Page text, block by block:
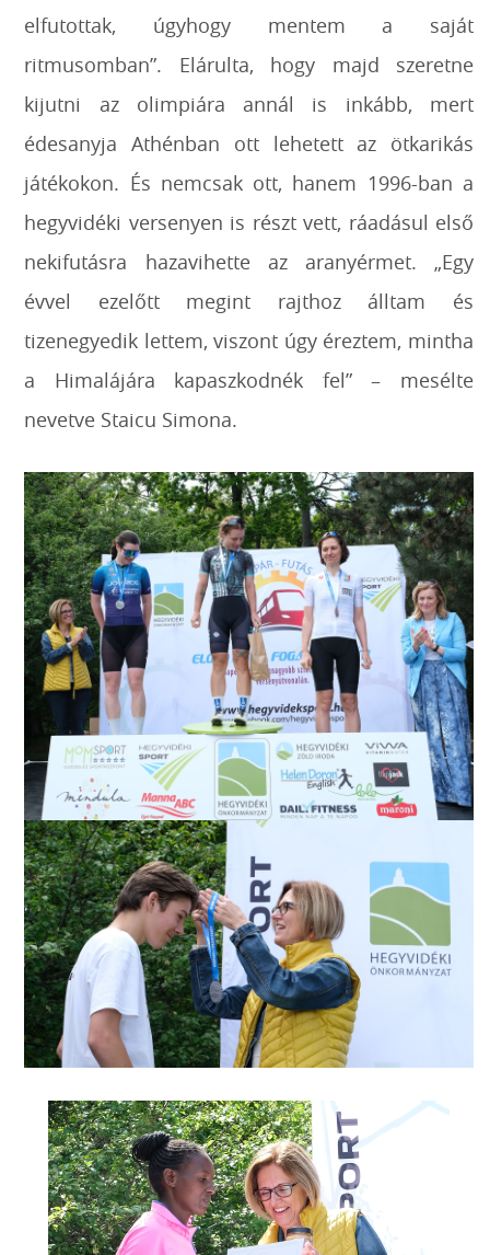
elfutottak, úgyhogy mentem a saját
ritmusomban”. Elárulta, hogy majd szeretne
kijutni az olimpiára annál is inkább, mert
édesanyja Athénban ott lehetett az ötkarikás
játékokon. És nemcsak ott, hanem 1996-ban a
hegyvidéki versenyen is részt vett, ráadásul első
nekifutásra hazavihette az aranyérmet. „Egy
évvel ezelőtt megint rajthoz álltam és
tizenegyedik lettem, viszont úgy éreztem, mintha
a Himalájára kapaszkodnék fel” – mesélte
nevetve Staicu Simona.